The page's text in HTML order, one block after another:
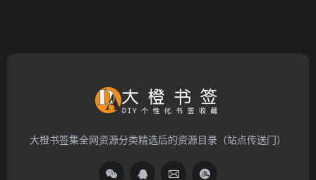
大橙书签集全网资源分类精选后的资源目录（站点传送门）